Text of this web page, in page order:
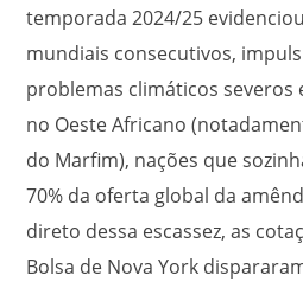
temporada 2024/25
mundiais consecutivos,
problemas climáticos severos
no Oeste Africano
do Marfim), nações que
70% da oferta global da
direto dessa escassez, as
Bolsa de Nova York